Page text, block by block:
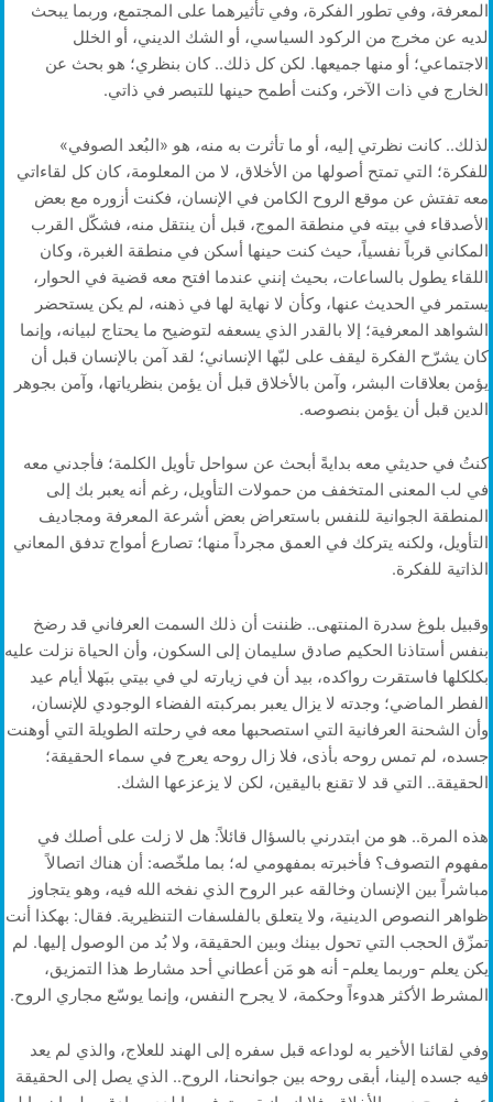
المعرفة، وفي تطور الفكرة، وفي تأثيرهما على المجتمع، وربما يبحث
لديه عن مخرج من الركود السياسي، أو الشك الديني، أو الخلل
الاجتماعي؛ أو منها جميعها. لكن كل ذلك.. كان بنظري؛ هو بحث عن
الخارج في ذات الآخر، وكنت أطمح حينها للتبصر في ذاتي.
لذلك.. كانت نظرتي إليه، أو ما تأثرت به منه، هو «البُعد الصوفي»
للفكرة؛ التي تمتح أصولها من الأخلاق، لا من المعلومة، كان كل لقاءاتي
معه تفتش عن موقع الروح الكامن في الإنسان، فكنت أزوره مع بعض
الأصدقاء في بيته في منطقة الموج، قبل أن ينتقل منه، فشكّل القرب
المكاني قرباً نفسياً، حيث كنت حينها أسكن في منطقة الغبرة، وكان
اللقاء يطول بالساعات، بحيث إنني عندما افتح معه قضية في الحوار،
يستمر في الحديث عنها، وكأن لا نهاية لها في ذهنه، لم يكن يستحضر
الشواهد المعرفية؛ إلا بالقدر الذي يسعفه لتوضيح ما يحتاج لبيانه، وإنما
كان يشرّح الفكرة ليقف على لبّها الإنساني؛ لقد آمن بالإنسان قبل أن
يؤمن بعلاقات البشر، وآمن بالأخلاق قبل أن يؤمن بنظرياتها، وآمن بجوهر
الدين قبل أن يؤمن بنصوصه.
كنتُ في حديثي معه بدايةً أبحث عن سواحل تأويل الكلمة؛ فأجدني معه
في لب المعنى المتخفف من حمولات التأويل، رغم أنه يعبر بك إلى
المنطقة الجوانية للنفس باستعراض بعض أشرعة المعرفة ومجاديف
التأويل، ولكنه يتركك في العمق مجرداً منها؛ تصارع أمواج تدفق المعاني
الذاتية للفكرة.
وقبيل بلوغ سدرة المنتهى.. ظننت أن ذلك السمت العرفاني قد رضخ
بنفس أستاذنا الحكيم صادق سليمان إلى السكون، وأن الحياة نزلت عليه
بكلكلها فاستقرت رواكده، بيد أن في زيارته لي في بيتي ببَهلا أيام عيد
الفطر الماضي؛ وجدته لا يزال يعبر بمركبته الفضاء الوجودي للإنسان،
وأن الشحنة العرفانية التي استصحبها معه في رحلته الطويلة التي أوهنت
جسده، لم تمس روحه بأذى، فلا زال روحه يعرج في سماء الحقيقة؛
الحقيقة.. التي قد لا تقنع باليقين، لكن لا يزعزعها الشك.
هذه المرة.. هو من ابتدرني بالسؤال قائلاً: هل لا زلت على أصلك في
مفهوم التصوف؟ فأخبرته بمفهومي له؛ بما ملخّصه: أن هناك اتصالاً
مباشراً بين الإنسان وخالقه عبر الروح الذي نفخه الله فيه، وهو يتجاوز
ظواهر النصوص الدينية، ولا يتعلق بالفلسفات التنظيرية. فقال: بهكذا أنت
تمزّق الحجب التي تحول بينك وبين الحقيقة، ولا بُد من الوصول إليها. لم
يكن يعلم -وربما يعلم- أنه هو مَن أعطاني أحد مشارط هذا التمزيق،
المشرط الأكثر هدوءاً وحكمة، لا يجرح النفس، وإنما يوسّع مجاري الروح.
وفي لقائنا الأخير به لوداعه قبل سفره إلى الهند للعلاج، والذي لم يعد
فيه جسده إلينا، أبقى روحه بين جوانحنا، الروح.. الذي يصل إلى الحقيقة